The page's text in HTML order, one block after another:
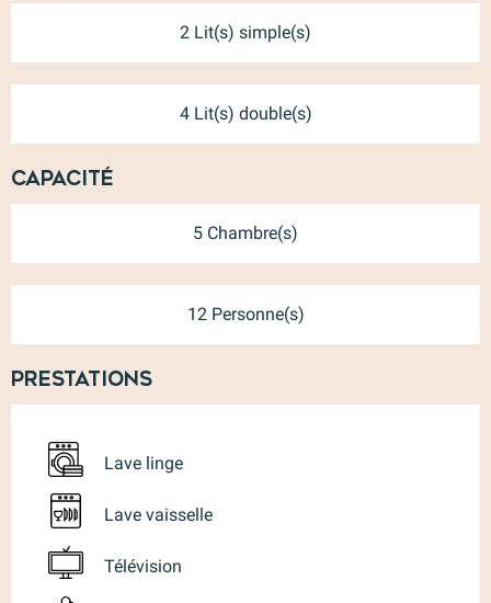
2 Lit(s) simple(s)
4 Lit(s) double(s)
Capacité
5 Chambre(s)
12 Personne(s)
Prestations
Lave linge
Lave vaisselle
Télévision